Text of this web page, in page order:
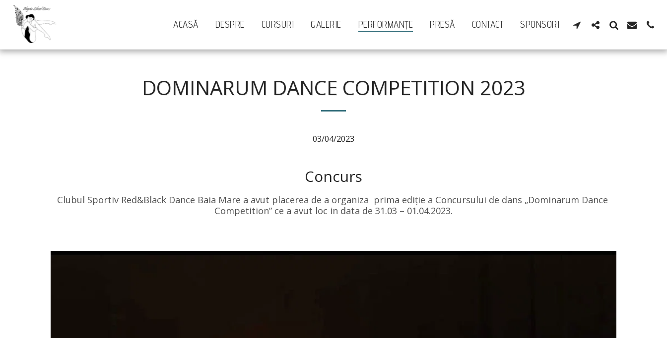
ACASĂ DESPRE CURSURI GALERIE PERFORMANȚE PRESĂ CONTACT SPONSORI
DOMINARUM DANCE COMPETITION 2023
03/04/2023
Concurs
Clubul Sportiv Red&Black Dance Baia Mare a avut placerea de a organiza  prima ediție a Concursului de dans „Dominarum Dance
Competition” ce a avut loc in data de 31.03 – 01.04.2023.